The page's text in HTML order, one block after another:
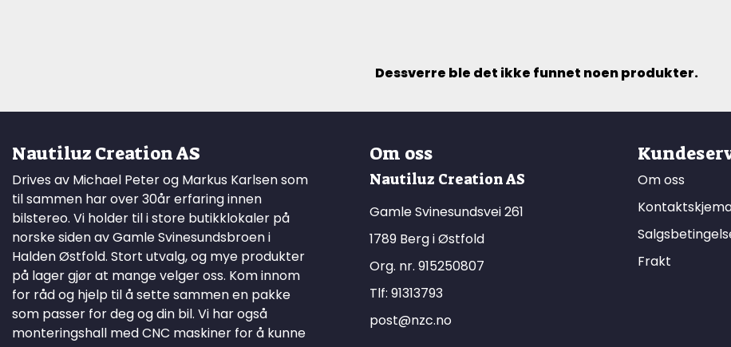
Dessverre ble det ikke funnet noen produkter.
Nautiluz Creation AS
Drives av Michael Peter og Markus Karlsen som
til sammen har over 30år erfaring innen
bilstereo. Vi holder til i store butikklokaler på
norske siden av Gamle Svinesundsbroen i
Halden Østfold. Stort utvalg, og mye produkter
på lager gjør at mange velger oss. Kom innom
for råd og hjelp til å sette sammen en pakke
som passer for deg og din bil. Vi har også
monteringshall med CNC maskiner for å kunne
Om oss
Nautiluz Creation AS
Gamle Svinesundsvei 261
1789 Berg i Østfold
Org. nr. 915250807
Tlf: 91313793
post@nzc.no
Om oss
Frakt